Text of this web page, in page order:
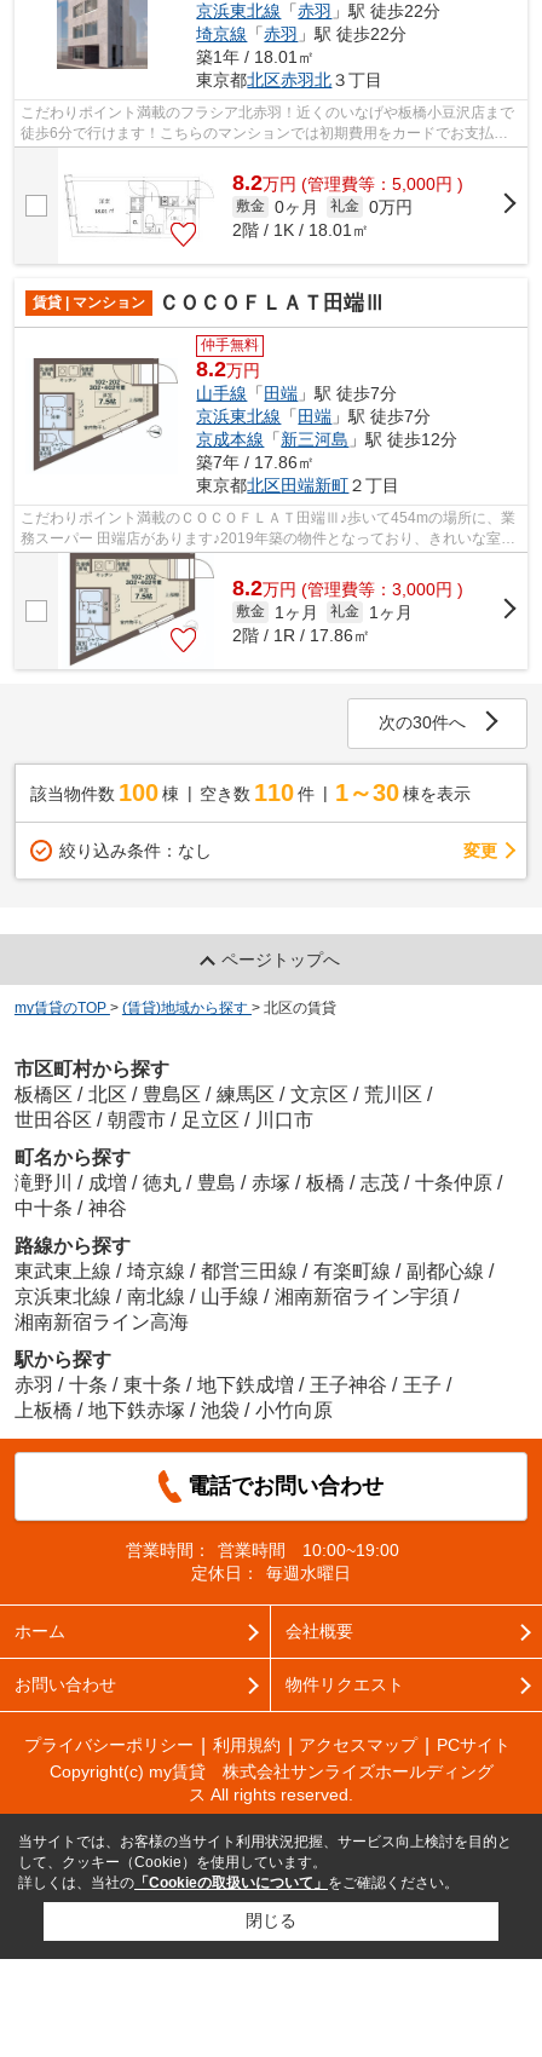
京浜東北線 「赤羽 」駅 徒歩22分
埼京線 「赤羽 」駅 徒歩22分
築1年 / 18.01㎡
東京都北区赤羽北３丁目
こだわりポイント満載のフラシア北赤羽！近くのいなげや板橋小豆沢店まで
徒歩6分で行けます！こちらのマンションでは初期費用をカードでお支払い
8.2万円 (管理費等：5,000円 )
敷金 0ヶ月 礼金 0万円
2階 / 1K / 18.01㎡
賃貸 | マンション ＣＯＣＯＦＬＡＴ田端Ⅲ
仲手無料
8.2万円
山手線 「 田端 」駅 徒歩7分
京浜東北線 「 田端 」駅 徒歩7分
京成本線 「新三河島 」駅 徒歩12分
築7年 / 17.86㎡
東京都北区田端新町２丁目
こだわりポイント満載のＣＯＣＯＦＬＡＴ田端Ⅲ♪歩いて454mの場所に、業
務スーパー 田端店があります♪2019年築の物件となっており、きれいな室内
が魅力です♪防犯対策もバッチリなマンシ...
8.2万円 (管理費等：3,000円 )
敷金 1ヶ月 礼金
1ヶ月
2階 / 1R / 17.86㎡
次の30件へ
該当物件数 100棟 空き数 110 件 1～30 棟を表示
絞り込み条件： なし 変更
ページトップへ
my賃貸のTOP > (賃貸)地域から探す > 北区の賃貸
市区町村から探す
板橋区 / 北区 / 豊島区 / 練馬区 / 文京区 / 荒川区 /
世田谷区 / 朝霞市 / 足立区 / 川口市
町名から探す
滝野川 / 成増 / 徳丸 / 豊島 / 赤塚 / 板橋 / 志茂 / 十条仲原 /
中十条 / 神谷
路線から探す
東武東上線 / 埼京線 / 都営三田線 / 有楽町線 / 副都心線 /
京浜東北線 / 南北線 / 山手線 / 湘南新宿ライン宇須 /
湘南新宿ライン高海
駅から探す
赤羽 / 十条 / 東十条 / 地下鉄成増 / 王子神谷 / 王子 /
上板橋 / 地下鉄赤塚 / 池袋 / 小竹向原
電話でお問い合わせ
営業時間：
営業時間 10:00~19:00
定休日：
毎週水曜日
ホーム 会社概要
お問い合わせ 物件リクエスト
プライバシーポリシー 利用規約 アクセスマップ
PCサイト
Copyright(c) my賃貸 株式会社サンライズホールディング
ス All rights reserved.
当サイトでは、お客様の当サイト利用状況把握、サービス向上検討を目的と
して、クッキー（Cookie）を使用しています。
詳しくは、当社の 「Cookieの取扱いについて」 をご確認ください。
閉じる